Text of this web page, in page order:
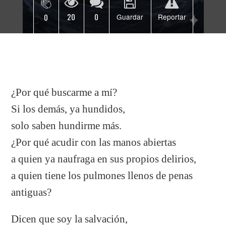
0 20 0 Guardar Reportar
¿Por qué buscarme a mí?
Si los demás, ya hundidos,
solo saben hundirme más.
¿Por qué acudir con las manos abiertas
a quien ya naufraga en sus propios delirios,
a quien tiene los pulmones llenos de penas
antiguas?
Dicen que soy la salvación,